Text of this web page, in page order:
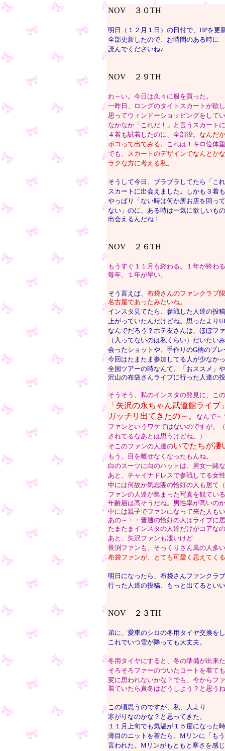
NOV ３０TH
明日（１２月１日）の日付で、HPを更
全部更新したので、お時間のある時に
読んでくださいね♪
NOV ２９TH
わ～い。今日は久々に服を買った。
一昨日、ロングのタイトスカートが欲
思ってウィンドーショッピングをして
なかなか「これだ！」と言うスカート
４着も試着したのに、全部没。 なんだ
ボコって出てみる。 これは１キロ位体
でも、 スカートのデザインでなんとか
ラクな方に考える私。
そうして今日、ブラブラしてたら「こ
スカートに出会えました。しかも３着
やっぱり「ない時は何か所お店を回っ
ない」のに、ある時は一気に欲しいも
出会えるんだね！
NOV ２６TH
もうすぐ１１月も終わる。１年が終わ
毎年、１年が早い。
そう言えば、 布袋さんのファンクラブ
名古屋であったみたいね。
インスタ見てたら、参戦した人達の投
上がっていたんだけどね。思ったより
なんでだろう？ホテ友さんは、ほぼフ
（入ってないのは私くらい）だいたい
会ったショットや、手作りのG柄のプ
今回はたまたま参加してる人が少なか
全国ツアーの時なんて、「おススメ」
沢山の布袋さんライブに行った人達の
そうそう、私のインスタの発見に、こ
「矢沢の永ちゃん武道館ライブ
ガッチリ出てきたの～。
なんで～
ファンというワケではないのですが。
されてるなあとは思うけどね。）
そこのファンの人達のいでたちが凄
もう、目を離せなくなったもんね。
白のスーツに白のハットは、男女一緒
あと、チャイナドレスで参戦してる女
中には何故か気志團の恰好の人も居て
ファンの人達が集まった写真を観てい
年齢層は高そうだね。男性率が高いの
中には親子でファンになって来た人も
あの～・・普通の恰好の人はライブに
たまたまインスタの人達だけがコアな
あと、矢沢ファンも凄いけど
長渕ファンも、そっくりさん風の人多
布袋ファンが、とても可愛く思えてく
明日になったら、布袋さんファンクラ
行った人達の投稿、もっと出てるとい
NOV ２３TH
弟に、愛車のシロの冬用タイヤ交換を
これでいつ雪が降っても大丈夫。
冬用タイヤにすると、冬の準備が出来
そろそろファーのついたコートを着ても
変に思われないかな？でも、今からフ
着ていたら真冬はどうしよう？と思う
この頃思うのですが、私、人より
寒がりなのかな？と思ってきた。
１１月上旬でも気温が１５度になった
薄目のニットを着たら、Mリンに「も
言われた。Mリンがもともと寒さを感